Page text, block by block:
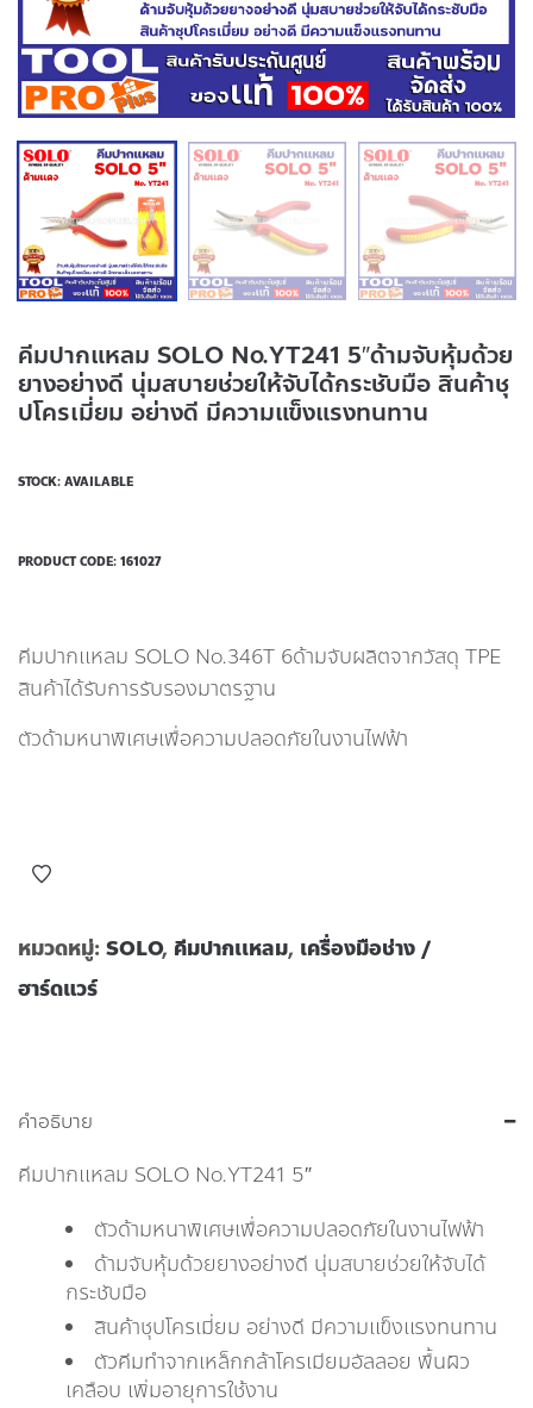
คีมปากแหลม SOLO No.YT241 5″ด้ามจับหุ้มด้วย
ยางอย่างดี นุ่มสบายช่วยให้จับได้กระชับมือ สินค้าชุ
ปโครเมี่ยม อย่างดี มีความแข็งแรงทนทาน
STOCK: AVAILABLE
PRODUCT CODE: 161027
คีมปากเเหลม SOLO No.346T 6ด้ามจับผลิตจากวัสดุ TPE
สินค้าได้รับการรับรองมาตรฐาน
ตัวด้ามหนาพิเศษเพื่อความปลอดภัยในงานไฟฟ้า
หมวดหมู่: SOLO, คีมปากเเหลม, เครื่องมือช่าง /
ฮาร์ดแวร์
คำอธิบาย
คีมปากแหลม SOLO No.YT241 5″
ตัวด้ามหนาพิเศษเพื่อความปลอดภัยในงานไฟฟ้า
ด้ามจับหุ้มด้วยยางอย่างดี นุ่มสบายช่วยให้จับได้
กระชับมือ
สินค้าชุปโครเมี่ยม อย่างดี มีความแข็งแรงทนทาน
ตัวคีมทำจากเหล็กกล้าโครเมียมอัลลอย พื้นผิว
เคลือบ เพิ่มอายุการใช้งาน